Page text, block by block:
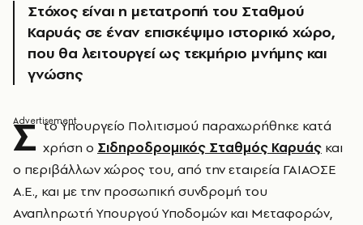
Στόχος είναι η μετατροπή του Σταθμού
Καρυάς σε έναν επισκέψιμο ιστορικό χώρο,
που θα λειτουργεί ως τεκμήριο μνήμης και
γνώσης
Σ το Υπουργείο Πολιτισμού παραχωρήθηκε κατά
χρήση ο Σιδηροδρομικός Σταθμός Καρυάς και
ο περιβάλλων χώρος του, από την εταιρεία ΓΑΙΑΟΣΕ
Α.Ε., και με την προσωπική συνδρομή του
Αναπληρωτή Υπουργού Υποδομών και Μεταφορών,